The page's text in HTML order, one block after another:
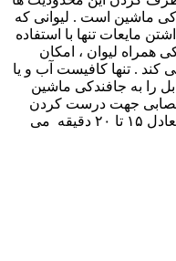
ماشین است . لیوانی که
مایعات تنها با استفاده
همراه لیوان ، امکان
کند . تنها کافیست آب و یا
را به جافندکی ماشین
نصابی جهت درست کردن
چای ، قهوه و … نیاز به صرف زمانی معادل ۱۵ تا ۲۰ دقیقه می